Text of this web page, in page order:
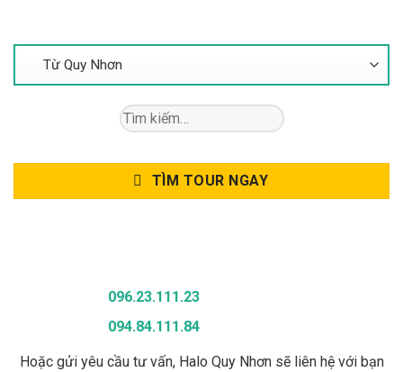
TÌM TOUR NGAY
096.23.111.23
094.84.111.84
Hoặc gửi yêu cầu tư vấn, Halo Quy Nhơn sẽ liên hệ với bạn